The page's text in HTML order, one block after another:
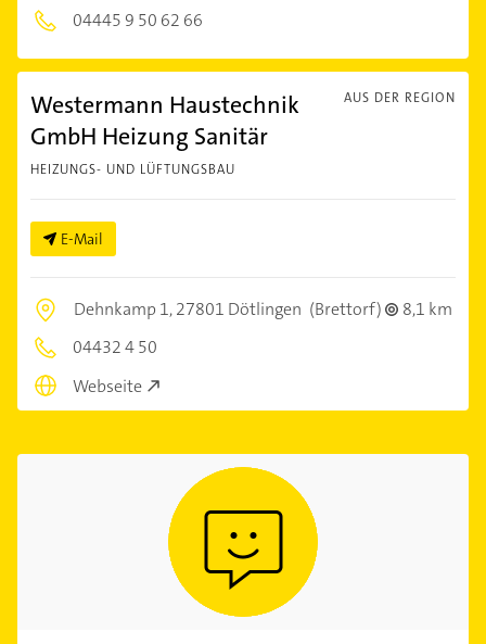
04445 9 50 62 66
AUS DER REGION
Westermann Haustechnik
GmbH Heizung Sanitär
HEIZUNGS- UND LÜFTUNGSBAU
E-Mail
Dehnkamp 1,27801 Dötlingen (Brettorf)
8,1 km
04432 4 50
Webseite